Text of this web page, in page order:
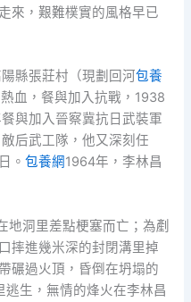
來，艱難樸實的風格早已
縣張莊村（現劃回河包養
血，餐與加入抗戰，1938
與加入晉察冀抗日武裝軍
后武工隊，他又深刻任
。包養網1964年，李林昌
地洞里差點梗塞而亡；為剷
摔進幾米深的封閉溝里掉
碾過火頂，昏倒在坍塌的
生，無情的烽火在李林昌